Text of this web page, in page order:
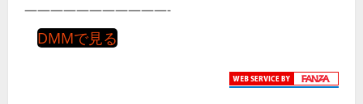
———————————-
DMMで見る